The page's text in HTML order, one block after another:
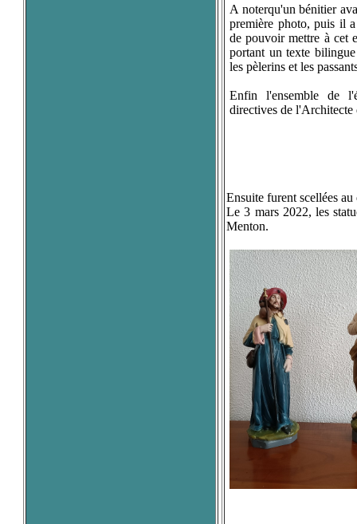
A noterqu'un bénitier
première photo, puis il
de pouvoir mettre à cet
portant un texte
les pèlerins et les
Enfin l'ensemble de
directives de l'Architecte
Ensuite furent scellées
Le 3 mars 2022, les
Menton.